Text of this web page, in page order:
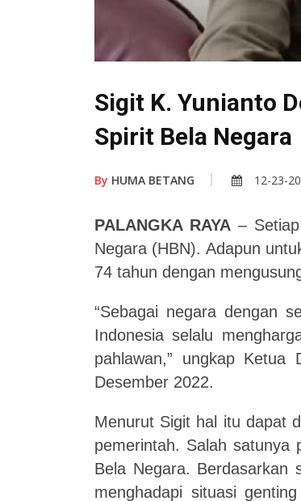
Sigit K. Yunianto
Spirit Bela Negara
By HUMA BETANG 12-23-
PALANGKA RAYA– Setiap
Negara (HBN). Adapun
74 tahun dengan
“Sebagai negara dengan
Indonesia selalu
pahlawan,” ungkap
Desember 2022.
Menurut Sigit hal itu dapat
pemerintah. Salah satunya
Bela Negara. Berdasarkan
menghadapi situasi